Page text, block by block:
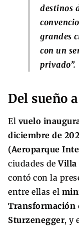
destinos
grandes
con un
privado”.
Del sueño
El vuelo
diciembre de
(Aeroparque
ciudades deVilla
contó con la
entre ellas el
Transformación
Sturzenegger, y